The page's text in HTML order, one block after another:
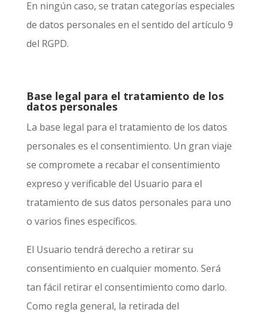
En ningún caso, se tratan categorías especiales
de datos personales en el sentido del artículo 9
del RGPD.
Base legal para el tratamiento de los
datos personales
La base legal para el tratamiento de los datos
personales es el consentimiento. Un gran viaje
se compromete a recabar el consentimiento
expreso y verificable del Usuario para el
tratamiento de sus datos personales para uno
o varios fines específicos.
El Usuario tendrá derecho a retirar su
consentimiento en cualquier momento. Será
tan fácil retirar el consentimiento como darlo.
Como regla general, la retirada del